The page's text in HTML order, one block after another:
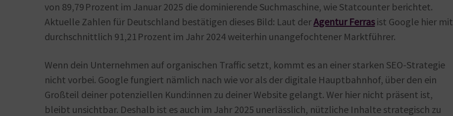
von 89,79 Prozent im Januar 2025 die dominierende Suchmaschine, wie Statcounter berichtet.
Aktuelle Zahlen für Deutschland bestätigen dieses Bild: Laut derAgentur Ferrasist Google hier mit
durchschnittlich 91,21 Prozent im Jahr 2024 weiterhin unangefochtener Marktführer.
Wenn dein Unternehmen auf organischen Traffic setzt, kommt es an einer starken SEO-Strategie
nicht vorbei. Google fungiert nämlich nach wie vor als der digitale Hauptbahnhof, über den ein
Großteil deiner potenziellen Kund:innen zu deiner Website gelangt. Wer hier nicht präsent ist,
bleibt unsichtbar. Deshalb ist es auch im Jahr 2025 unerlässlich, nützliche Inhalte strategisch zu